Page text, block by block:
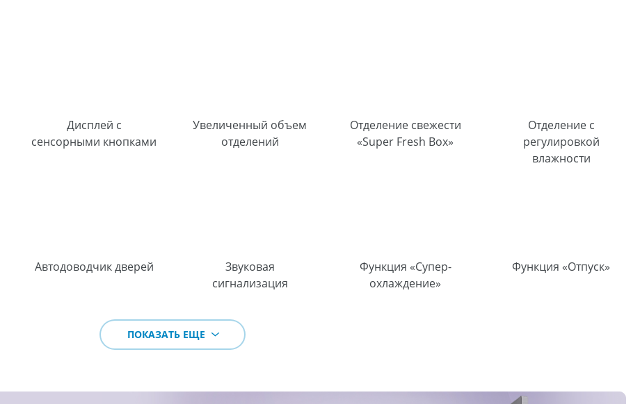
Дисплей с
сенсорными кнопками
Увеличенный объем
отделений
Отделение свежести
«Super Fresh Box»
Отделение с
регулировкой
влажности
Автодоводчик дверей
Звуковая
сигнализация
Функция «Супер-
охлаждение»
Функция «Отпуск»
ПОКАЗАТЬ ЕЩЕ